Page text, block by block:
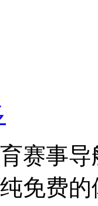
赛事
免费